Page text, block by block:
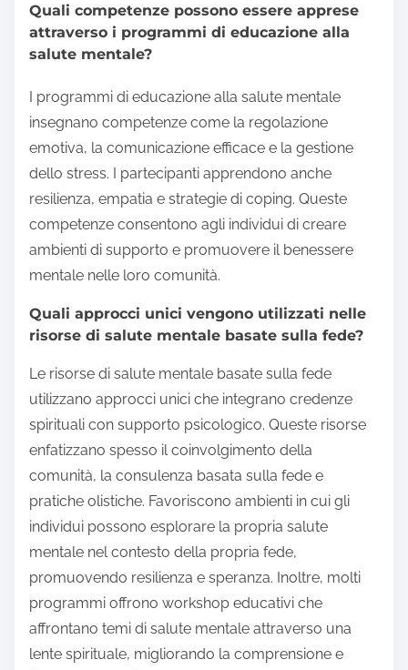
Quali competenze possono essere apprese
attraverso i programmi di educazione alla
salute mentale?
I programmi di educazione alla salute mentale
insegnano competenze come la regolazione
emotiva, la comunicazione efficace e la gestione
dello stress. I partecipanti apprendono anche
resilienza, empatia e strategie di coping. Queste
competenze consentono agli individui di creare
ambienti di supporto e promuovere il benessere
mentale nelle loro comunità.
Quali approcci unici vengono utilizzati nelle
risorse di salute mentale basate sulla fede?
Le risorse di salute mentale basate sulla fede
utilizzano approcci unici che integrano credenze
spirituali con supporto psicologico. Queste risorse
enfatizzano spesso il coinvolgimento della
comunità, la consulenza basata sulla fede e
pratiche olistiche. Favoriscono ambienti in cui gli
individui possono esplorare la propria salute
mentale nel contesto della propria fede,
promuovendo resilienza e speranza. Inoltre, molti
programmi offrono workshop educativi che
affrontano temi di salute mentale attraverso una
lente spirituale, migliorando la comprensione e